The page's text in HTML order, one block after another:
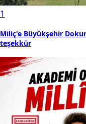
1
Miliç'e Büyükşehir
teşekkür